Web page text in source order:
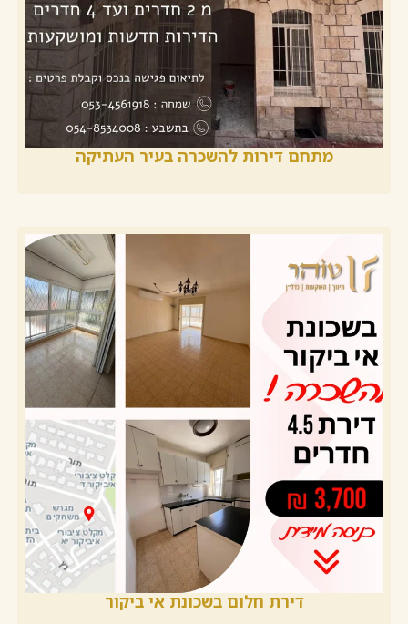
מתחם דירות להשכרה בעיר העתיקה
דירת חלום בשכונת אי ביקור